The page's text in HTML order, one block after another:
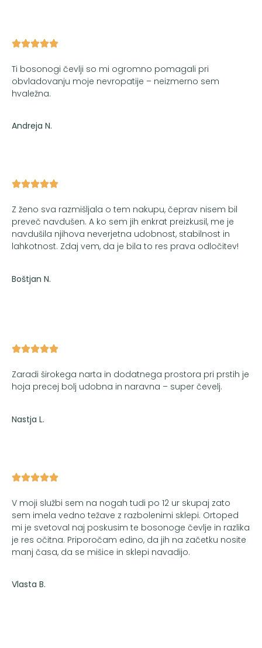
Ti bosonogi čevlji so mi ogromno pomagali pri
obvladovanju moje nevropatije – neizmerno sem
hvaležna.
Andreja N.​
Z ženo sva razmišljala o tem nakupu, čeprav nisem bil
preveč navdušen. A ko sem jih enkrat preizkusil, me je
navdušila njihova neverjetna udobnost, stabilnost in
lahkotnost. Zdaj vem, da je bila to res prava odločitev!
Boštjan N.
Zaradi širokega narta in dodatnega prostora pri prstih je
hoja precej bolj udobna in naravna – super čevelj.
Nastja L.​
V moji službi sem na nogah tudi po 12 ur skupaj zato
sem imela vedno težave z razbolenimi sklepi. Ortoped
mi je svetoval naj poskusim te bosonoge čevlje in razlika
je res očitna. Priporočam edino, da jih na začetku nosite
manj časa, da se mišice in sklepi navadijo.
Vlasta B.